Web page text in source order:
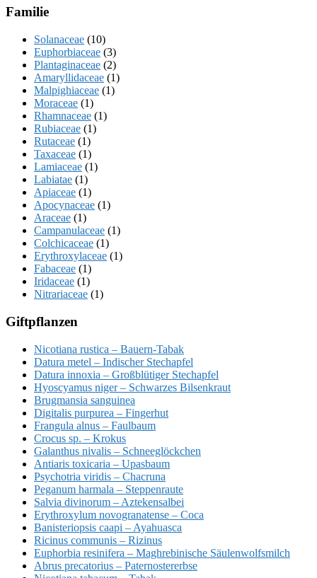
Familie
Solanaceae (10)
Euphorbiaceae (3)
Plantaginaceae (2)
Amaryllidaceae (1)
Malpighiaceae (1)
Moraceae (1)
Rhamnaceae (1)
Rubiaceae (1)
Rutaceae (1)
Taxaceae (1)
Lamiaceae (1)
Labiatae (1)
Apiaceae (1)
Apocynaceae (1)
Araceae (1)
Campanulaceae (1)
Colchicaceae (1)
Erythroxylaceae (1)
Fabaceae (1)
Iridaceae (1)
Nitrariaceae (1)
Giftpflanzen
Nicotiana rustica – Bauern-Tabak
Datura metel – Indischer Stechapfel
Datura innoxia – Großblütiger Stechapfel
Hyoscyamus niger – Schwarzes Bilsenkraut
Brugmansia sanguinea
Digitalis purpurea – Fingerhut
Frangula alnus – Faulbaum
Crocus sp. – Krokus
Galanthus nivalis – Schneeglöckchen
Antiaris toxicaria – Upasbaum
Psychotria viridis – Chacruna
Peganum harmala – Steppenraute
Salvia divinorum – Aztekensalbei
Erythroxylum novogranatense – Coca
Banisteriopsis caapi – Ayahuasca
Ricinus communis – Rizinus
Euphorbia resinifera – Maghrebinische Säulenwolfsmilch
Abrus precatorius – Paternostererbse